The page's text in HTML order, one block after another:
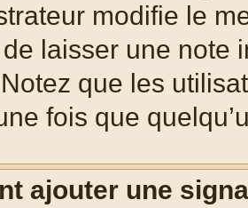
modifie le
laisser une note
que les
fois que
ajouter une